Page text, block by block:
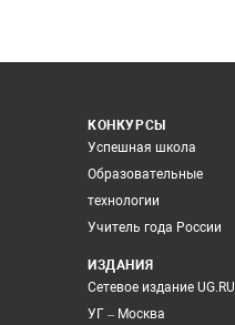
КОНКУРСЫ
Успешная школа
Образовательные
технологии
Учитель года России
ИЗДАНИЯ
Сетевое издание UG.RU
УГ – Москва